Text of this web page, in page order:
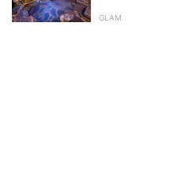
GLAM